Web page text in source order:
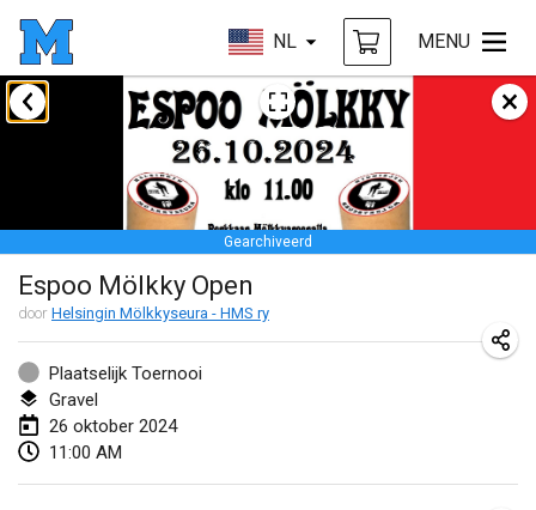
NL MENU
Gearchiveerd
Espoo Mölkky Open
door Helsingin Mölkkyseura - HMS ry
Plaatselijk Toernooi
Gravel
26 oktober 2024
11:00 AM
januari 2024
20 jan. 2024|Duitsland
Indoor Polish Open 2024 - Singles
20 jan. 2024|Polen
Open de Boulay Triplette
20 jan. 2024|Frankrijk
Tournoi Mixte ASPTTOM
20 jan. 2024